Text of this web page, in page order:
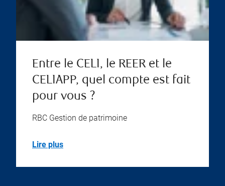
Entre le CELI, le REER et le
CELIAPP, quel compte est fait
pour vous ?
RBC Gestion de patrimoine
Lire plus